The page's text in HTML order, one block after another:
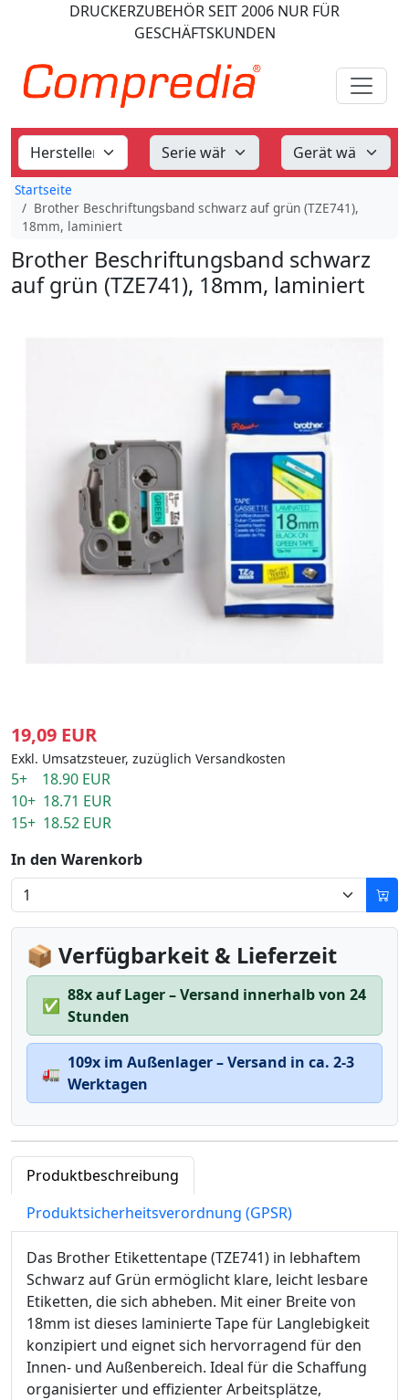
DRUCKERZUBEHÖRSEIT 2006 NUR FÜR
GESCHÄFTSKUNDEN
Startseite
Brother Beschriftungsband schwarz auf grün (TZE741),
18mm, laminiert
Brother Beschriftungsband schwarz
auf grün (TZE741), 18mm, laminiert
19,09 EUR
Exkl. Umsatzsteuer, zuzüglich Versandkosten
5+ 18.90 EUR
10+ 18.71 EUR
15+ 18.52 EUR
In den Warenkorb
📦 Verfügbarkeit & Lieferzeit
✅
88x auf Lager – Versand innerhalb von 24
Stunden
🚛
109x im Außenlager – Versand in ca. 2-3
Werktagen
Produktbeschreibung
Produktsicherheitsverordnung (GPSR)
Das Brother Etikettentape (TZE741) in lebhaftem
Schwarz auf Grün ermöglicht klare, leicht lesbare
Etiketten, die sich abheben. Mit einer Breite von
18mm ist dieses laminierte Tape für Langlebigkeit
konzipiert und eignet sich hervorragend für den
Innen- und Außenbereich. Ideal für die Schaffung
organisierter und effizienter Arbeitsplätze,